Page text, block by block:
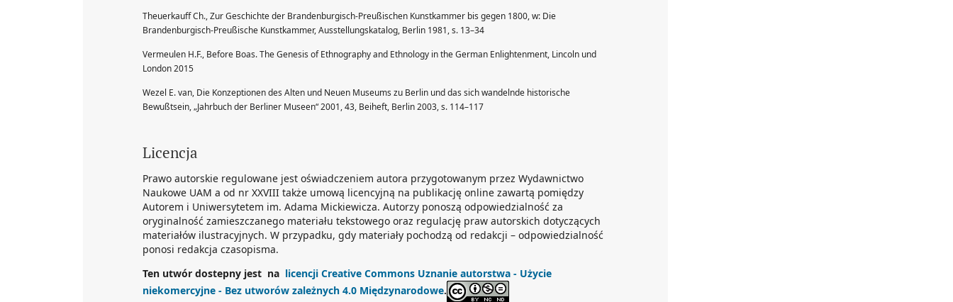
Theuerkauff Ch., Zur Geschichte der Brandenburgisch-Preußischen Kunstkammer bis gegen 1800, w: Die
Brandenburgisch-Preußische Kunstkammer, Ausstellungskatalog, Berlin 1981, s. 13–34
Vermeulen H.F., Before Boas. The Genesis of Ethnography and Ethnology in the German Enlightenment, Lincoln und
London 2015
Wezel E. van, Die Konzeptionen des Alten und Neuen Museums zu Berlin und das sich wandelnde historische
Bewußtsein, „Jahrbuch der Berliner Museen“ 2001, 43, Beiheft, Berlin 2003, s. 114–117
Licencja
Prawo autorskie regulowane jest oświadczeniem autora przygotowanym przez Wydawnictwo
Naukowe UAM a od nr XXVIII także umową licencyjną na publikację online zawartą pomiędzy
Autorem i Uniwersytetem im. Adama Mickiewicza. Autorzy ponoszą odpowiedzialność za
oryginalność zamieszczanego materiału tekstowego oraz regulację praw autorskich dotyczących
materiałów ilustracyjnych. W przypadku, gdy materiały pochodzą od redakcji – odpowiedzialność
ponosi redakcja czasopisma.
Ten utwór dostepny jest na licencji Creative Commons Uznanie autorstwa - Użycie
niekomercyjne - Bez utworów zależnych 4.0 Międzynarodowe.